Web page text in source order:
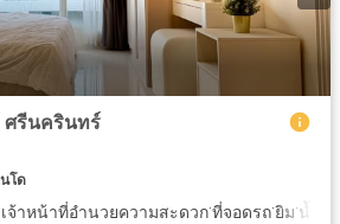
ศรีนครินทร์
โด
เจ้าหน้าที่อำนวยความสะดวก·ที่จอดรถ·ยิม·น้ำ